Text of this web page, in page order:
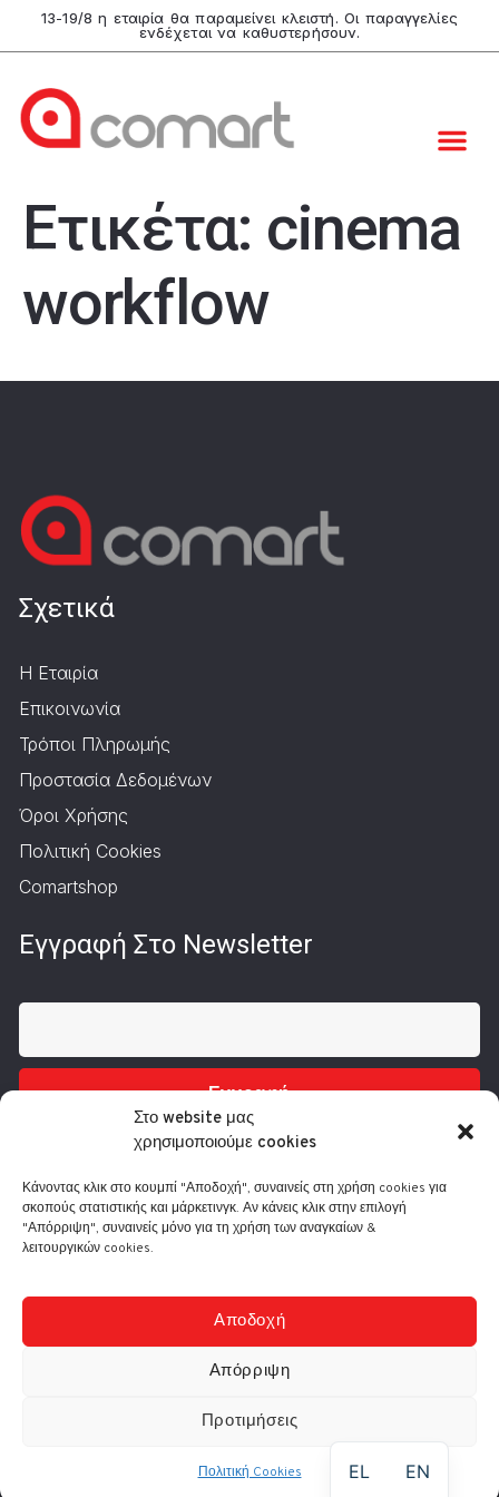
Στο website μας
χρησιμοποιούμε cookies
Κάνοντας κλικ στο κουμπί "Αποδοχή", συναινείς στη χρήση cookies για
σκοπούς στατιστικής και μάρκετινγκ. Αν κάνεις κλικ στην επιλογή
"Απόρριψη", συναινείς μόνο για τη χρήση των αναγκαίων &
λειτουργικών cookies.
Αποδοχή
Απόρριψη
Προτιμήσεις
Πολιτική Cookies
13-19/8 η εταιρία θα παραμείνει κλειστή. Οι παραγγελίες
ενδέχεται να καθυστερήσουν.
Ετικέτα: cinema
workflow
Σχετικά
Η Εταιρία
Επικοινωνία
Τρόποι Πληρωμής
Προστασία Δεδομένων
Όροι Χρήσης
Πολιτική Cookies
Comartshop
Εγγραφή Στο Newsletter
Εγγραφή
Τηλ.: 210 3416200
Δευ - Παρ: 9:30 - 18:00
EL EN